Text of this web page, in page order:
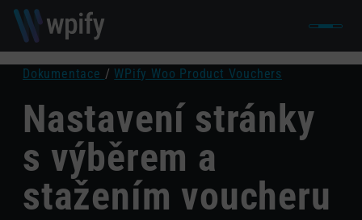
Dokumentace / WPify Woo Product Vouchers
Nastavení stránky
s výběrem a
stažením voucheru